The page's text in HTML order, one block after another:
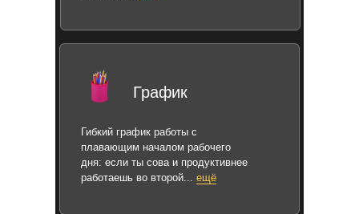
График
Гибкий график работы с
плавающим началом рабочего
дня: если ты сова и продуктивнее
работаешь во второй... ещё